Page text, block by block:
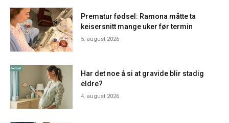
Prematur fødsel: Ramona måtte ta
keisersnitt mange uker før termin
5. august 2026
Har det noe å si at gravide blir stadig
eldre?
4. august 2026